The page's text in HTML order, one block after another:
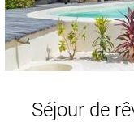
Séjour de